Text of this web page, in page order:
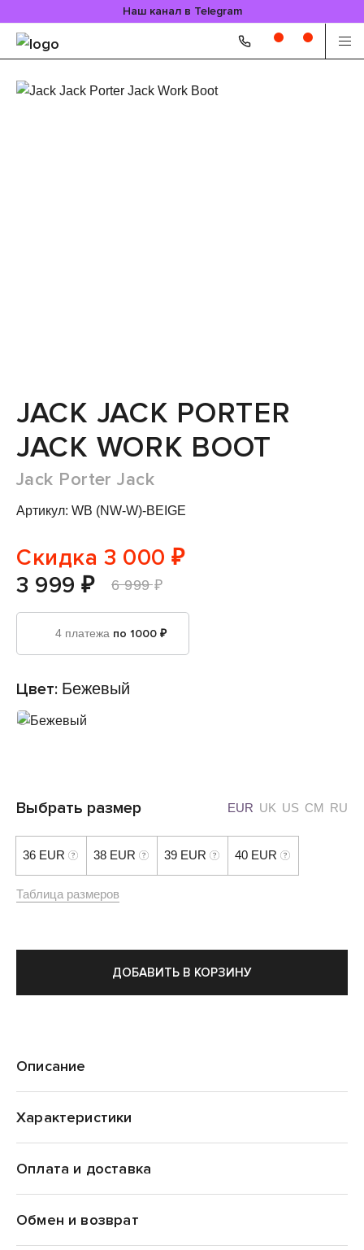
Наш канал в Telegram
JACK JACK PORTER
JACK WORK BOOT
Jack Porter Jack
Артикул: WB (NW-W)-BEIGE
Скидка 3 000 ₽
3 999 ₽
6 999 ₽
4 платежа по 1000 ₽
Цвет: Бежевый
Выбрать размер EUR UK US CM RU
36 EUR 38 EUR 39 EUR 40 EUR
Таблица размеров
ДОБАВИТЬ В КОРЗИНУ
Описание
Характеристики
Оплата и доставка
Обмен и возврат